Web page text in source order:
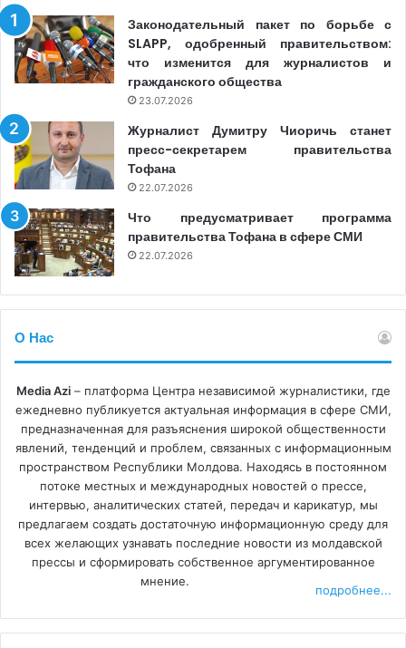
выделял разрешения на работу онлайн-СМИ. Так
власти Гагаузии надеялись прикрыть неудобные СМИ
или же сделать их более сговорчивыми. Правда, в
последний момент документ был отозван на доработку.
Что именно побудило их это сделать, здравый смысл
или давление общественности, неизвестно.
Закрытость власти
За годы работы в СМИ стало ясно, что качество
журналистики зависит в том числе от открытости
власти. Вопросы по этому поводу были и в бытность
Ирины Влах. Но сейчас стало сложнее.
В нарушение Закона о прозрачности процесса
принятия решений и Регламента Исполнительного
комитета, объявления о заседаниях исполкома часто
публикуются в последний момент. По закону это
необходимо делать за пять рабочих дней до заседания.
Материалы к повесткам заседаний часто содержат
только названия вопросов, без дополнительных
документов. О проведении некоторых заседаний
журналисты узнают постфактум.
Получить комментарии у глав управлений
Исполнительного комитета проблематично, если не
работаешь на компанию GRT. Мои коллеги, как и я,
Законодательный пакет по борьбе с
SLAPP, одобренный правительством:
что изменится для журналистов и
гражданского общества
23.07.2026
Журналист Думитру Чиоричь станет
пресс-секретарем правительства
Тофана
22.07.2026
Что предусматривает программа
правительства Тофана в сфере СМИ
22.07.2026
О Нас
Media Azi– платформа Центра независимой журналистики, где
ежедневно публикуется актуальная информация в сфере СМИ,
предназначенная для разъяснения широкой общественности
явлений, тенденций и проблем, связанных с информационным
пространством Республики Молдова. Находясь в постоянном
потоке местных и международных новостей о прессе,
интервью, аналитических статей, передач и карикатур, мы
предлагаем создать достаточную информационную среду для
всех желающих узнавать последние новости из молдавской
прессы и сформировать собственное аргументированное
мнение.
подробнее...